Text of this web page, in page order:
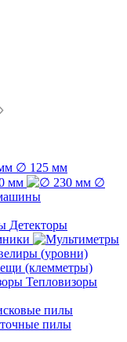
∅ 125 мм
мм
∅
Детекторы
(уровни)
Тепловизоры
пилы